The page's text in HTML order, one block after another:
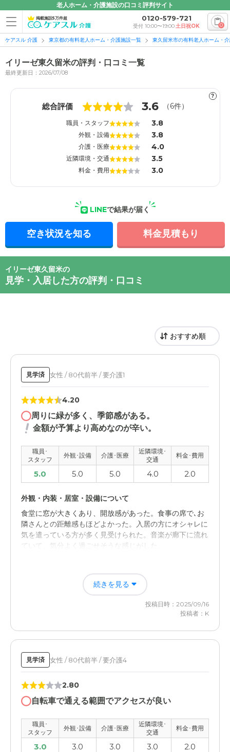
老人ホーム・介護施設の口コミ評判サイト
掲載施設5万件超 0120-579-721
受付 10:00〜19:00土日祝OK 0
ケアスル 介護 東京都の有料老人ホーム・介護施設一覧 東久留米市の有料老人ホーム・
イリーゼ東久留米の評判・口コミ一覧
最終更新日：2026/07/08
?
総合評価 3.6 （6件）
職員・スタッフ 3.8
外観・設備 3.8
介護・医療 4.0
近隣環境・交通 3.5
料金・費用 3.0
LINEで結果が届く
空き状況を知る 料金見積もり
イリーゼ東久留米の
見学・入居した方の評判・口コミ
見学済 女性 / 80代前半 / 要介護1
4.20
周りに緑が多く、季節感がある。
金額が予算より高めなのが辛い。
職員･
スタッフ
外観･設備 介護･医療
近隣環境･
交通
料金･費用
5.0 5.0 5.0 4.0 2.0
外観・内装・居室・設備について
食堂に窓が大きくあり、開放感があった。食事の席で､お
隣さんとの距離感もほどよかった。入居の方にオシャレに
気を遣っている方が多く見受けられた。音楽が廊下に流れ
ていて、気分よく過ごせそうな感じがした。
サービスに対して、等しい金額設定だったが、少し予算よ
りも高いのが惜しい所。部屋に収納スペースがあればさら
続きを見る
投稿日時：2025/09/16
投稿者：K
見学済 女性 / 80代前半 / 要介護4
2.80
自転車で通える範囲でアクセスが良い
職員･
スタッフ
外観･設備 介護･医療
近隣環境･
交通
料金･費用
3.0 3.0 3.0 3.0 2.0